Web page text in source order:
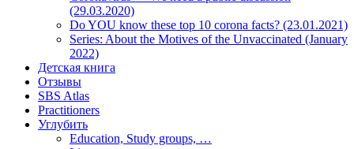
(29.03.2020)
Do YOU know these top 10 corona facts? (23.01.2021)
Series: About the Motives of the Unvaccinated (January
2022)
Детская книга
Отзывы
SBS Atlas
Practitioners
Углубить
Education, Study groups, …